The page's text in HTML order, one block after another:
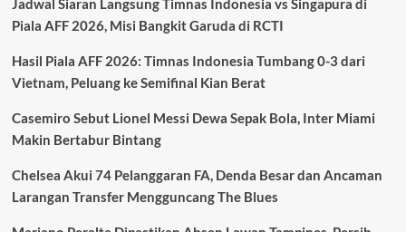
di
Piala
2026,
Dukungan
Menyala
Jadwal Siaran Langsung Timnas Indonesia vs Singapura di
Piala AFF 2026, Misi Bangkit Garuda di RCTI
Hasil Piala AFF 2026: Timnas Indonesia Tumbang 0-3 dari
Vietnam, Peluang ke Semifinal Kian Berat
Casemiro Sebut Lionel Messi Dewa Sepak Bola, Inter Miami
Makin Bertabur Bintang
Chelsea Akui 74 Pelanggaran FA, Denda Besar dan Ancaman
Larangan Transfer Mengguncang The Blues